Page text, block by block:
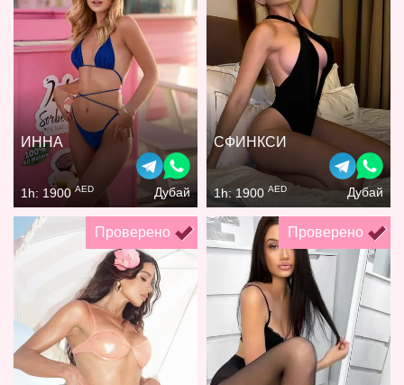
ИННА
1h: 1900 AED Дубай
СФИНКСИ
1h: 1900 AED Дубай
Проверено Проверено